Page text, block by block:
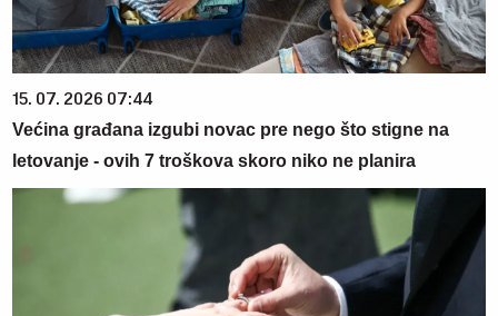
15. 07. 2026 07:44
Većina građana izgubi novac pre nego što stigne na
letovanje - ovih 7 troškova skoro niko ne planira